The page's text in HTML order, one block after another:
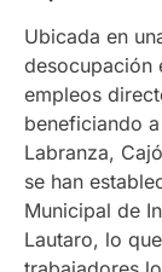
Ubicada en
desocupación
empleos
beneficiando
Labranza,
se han
Municipal de
Lautaro, lo